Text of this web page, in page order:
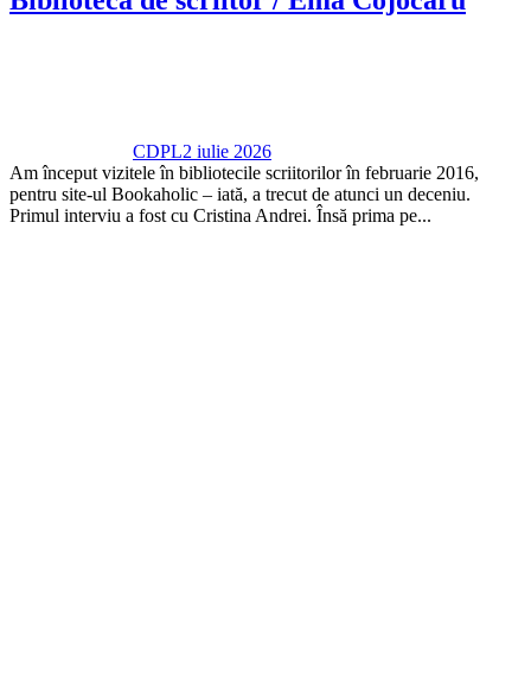
CDPL2 iulie 2026
Am început vizitele în bibliotecile scriitorilor în februarie 2016,
pentru site-ul Bookaholic – iată, a trecut de atunci un deceniu.
Primul interviu a fost cu Cristina Andrei. Însă prima pe...